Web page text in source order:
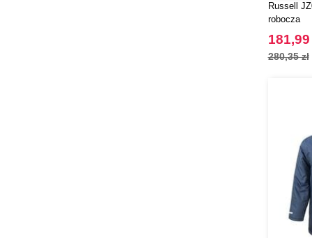
Russell
robocza
181,99
280,35 zł